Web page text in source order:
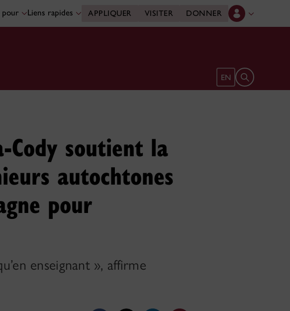
pour Liens rapides APPLIQUER VISITER DONNER
EN Ouvrir le
Cody soutient la
autochtones
pour
enseignant », affirme